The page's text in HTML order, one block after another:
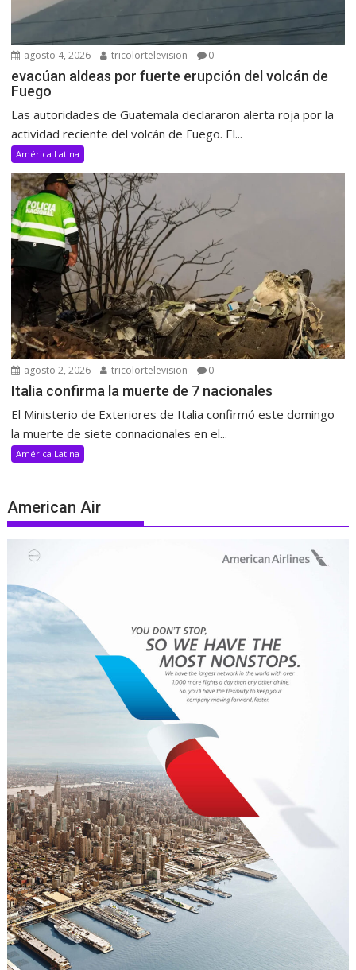
agosto 4, 2026 tricolortelevision 0
evacúan aldeas por fuerte erupción del volcán de
Fuego
Las autoridades de Guatemala declararon alerta roja por la
actividad reciente del volcán de Fuego. El...
América Latina
agosto 2, 2026 tricolortelevision 0
Italia confirma la muerte de 7 nacionales
El Ministerio de Exteriores de Italia confirmó este domingo
la muerte de siete connacionales en el...
América Latina
American Air